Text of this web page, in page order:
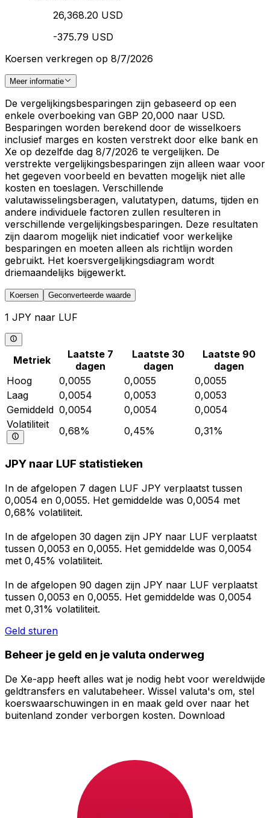
26,368.20 USD
-375.79 USD
Koersen verkregen op 8/7/2026
Meer informatie
De vergelijkingsbesparingen zijn gebaseerd op een
enkele overboeking van GBP 20,000 naar USD.
Besparingen worden berekend door de wisselkoers
inclusief marges en kosten verstrekt door elke bank en
Xe op dezelfde dag 8/7/2026 te vergelijken. De
verstrekte vergelijkingsbesparingen zijn alleen waar voor
het gegeven voorbeeld en bevatten mogelijk niet alle
kosten en toeslagen. Verschillende
valutawisselingsberagen, valutatypen, datums, tijden en
andere individuele factoren zullen resulteren in
verschillende vergelijkingsbesparingen. Deze resultaten
zijn daarom mogelijk niet indicatief voor werkelijke
besparingen en moeten alleen als richtlijn worden
gebruikt. Het koersvergelijkingsdiagram wordt
driemaandelijks bijgewerkt.
Koersen Geconverteerde waarde
1 JPY naar LUF
Metriek
Laatste 7
dagen
Laatste 30
dagen
Laatste 90
dagen
Hoog
0,0055 0,0055
0,0055
Laag
0,0054 0,0053
0,0053
Gemiddeld 0,0054 0,0054
0,0054
Volatiliteit
0,68% 0,45% 0,31%
JPY naar LUF statistieken
In de afgelopen 7 dagen LUF JPY verplaatst tussen
0,0054 en 0,0055. Het gemiddelde was 0,0054 met
0,68% volatiliteit.
In de afgelopen 30 dagen zijn JPY naar LUF verplaatst
tussen 0,0053 en 0,0055. Het gemiddelde was 0,0054
met 0,45% volatiliteit.
In de afgelopen 90 dagen zijn JPY naar LUF verplaatst
tussen 0,0053 en 0,0055. Het gemiddelde was 0,0054
met 0,31% volatiliteit.
Geld sturen
Beheer je geld en je valuta onderweg
De Xe-app heeft alles wat je nodig hebt voor wereldwijde
geldtransfers en valutabeheer. Wissel valuta's om, stel
koerswaarschuwingen in en maak geld over naar het
buitenland zonder verborgen kosten. Download